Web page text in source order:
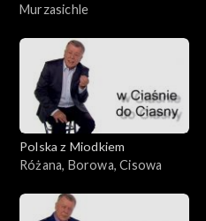
Murzasichle
Polska z Miodkiem
Różana, Borowa, Cisowa